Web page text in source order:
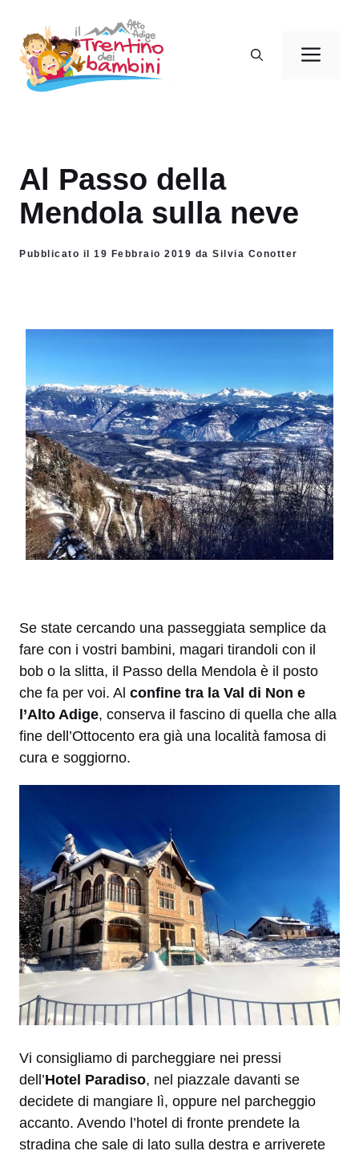
contenuto
Al Passo della
Mendola sulla neve
Pubblicato il 19 Febbraio 2019 da Silvia Conotter
Se state cercando una passeggiata semplice da
fare con i vostri bambini, magari tirandoli con il
bob o la slitta, il Passo della Mendola è il posto
che fa per voi. Al confine tra la Val di Non e
l’Alto Adige, conserva il fascino di quella che alla
fine dell’Ottocento era già una località famosa di
cura e soggiorno.
Vi consigliamo di parcheggiare nei pressi
dell’Hotel Paradiso, nel piazzale davanti se
decidete di mangiare lì, oppure nel parcheggio
accanto. Avendo l’hotel di fronte prendete la
stradina che sale di lato sulla destra e arriverete